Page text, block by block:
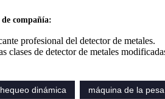
compañía:
profesional del detector de metales.
clases de detector de metales
dinámica
máquina de la